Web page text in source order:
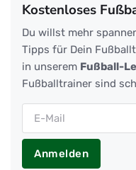
Kostenloses
Du willst mehr
Tipps für Dein
in unserem Fußball-
Fußballtrainer sind
Anmelden